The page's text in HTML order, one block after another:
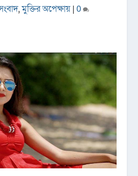
,মুক্তির অপেক্ষায়| 0